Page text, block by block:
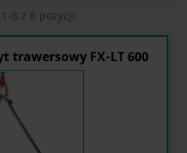
8 z 8 pozycji
trawersowy FX-LT 600